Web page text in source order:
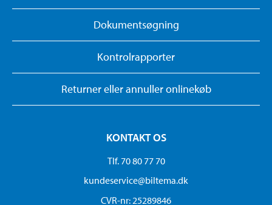
Dokumentsøgning
Kontrolrapporter
Returner eller annuller onlinekøb
KONTAKT OS
Tlf. 70 80 77 70
kundeservice@biltema.dk
CVR-nr: 25289846